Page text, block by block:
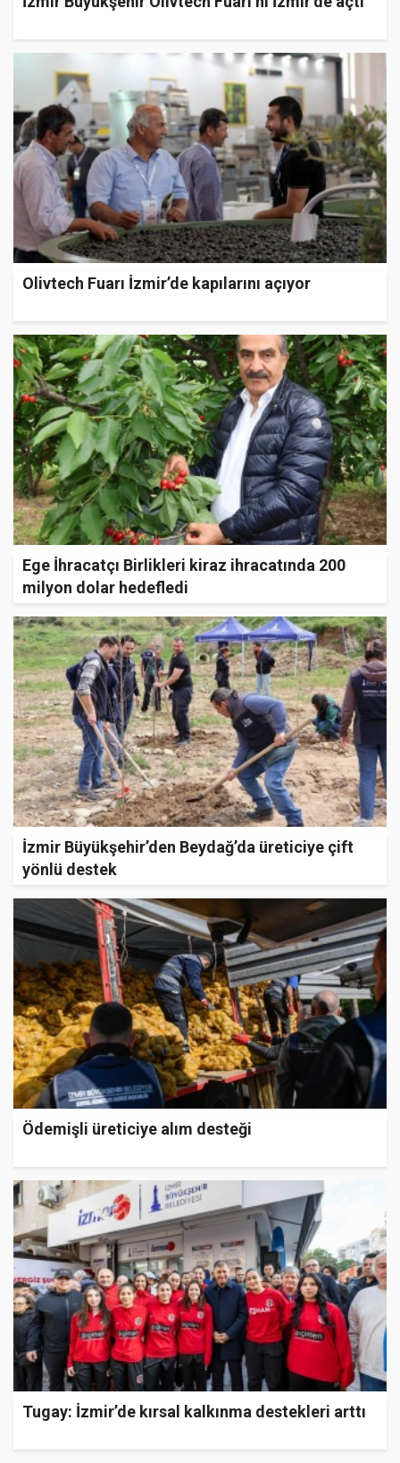
Olivtech Fuarı İzmir’de kapılarını açıyor
Ege İhracatçı Birlikleri kiraz ihracatında 200
milyon dolar hedefledi
İzmir Büyükşehir’den Beydağ’da üreticiye çift
yönlü destek
Ödemişli üreticiye alım desteği
Tugay: İzmir’de kırsal kalkınma destekleri arttı